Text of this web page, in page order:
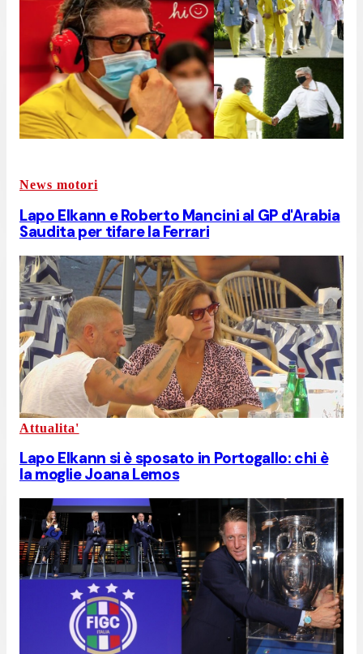
News motori
Lapo Elkann e Roberto Mancini al GP d'Arabia
Saudita per tifare la Ferrari
Attualita'
Lapo Elkann si è sposato in Portogallo: chi è
la moglie Joana Lemos